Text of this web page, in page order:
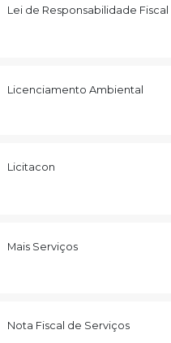
Lei de Responsabilidade Fiscal
Licenciamento Ambiental
Licitacon
Mais Serviços
Nota Fiscal de Serviços